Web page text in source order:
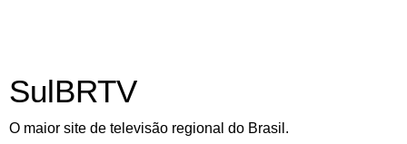
SulBRTV
O maior site de televisão regional do Brasil.